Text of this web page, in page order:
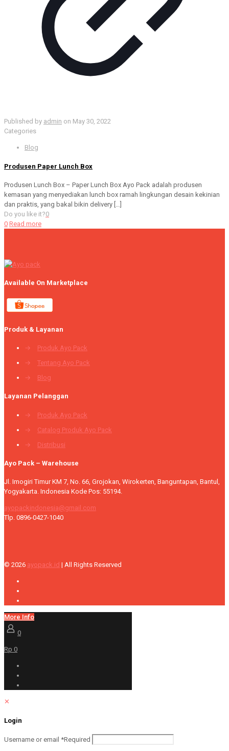
Published by admin on May 30, 2022
Categories
Blog
Produsen Paper Lunch Box
Produsen Lunch Box – Paper Lunch Box Ayo Pack adalah produsen
kemasan yang menyediakan lunch box ramah lingkungan desain kekinian
dan praktis, yang bakal bikin delivery […]
Do you like it?0
0 Read more
Available On Marketplace
Produk & Layanan
→
Produk Ayo Pack
→
Tentang Ayo Pack
→
Blog
Layanan Pelanggan
→
Produk Ayo Pack
→
Catalog Produk Ayo Pack
→
Distribusi
Ayo Pack – Warehouse
Jl. Imogiri Timur KM 7, No. 66, Grojokan, Wirokerten, Banguntapan, Bantul,
Yogyakarta. Indonesia Kode Pos: 55194.
ayopackindonesia@gmail.com
Tlp. 0896-0427-1040
© 2026 ayopack.id | All Rights Reserved
More Info
0
Rp 0
✕
Login
Username or email *Required